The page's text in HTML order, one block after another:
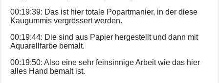
00:19:39: Das ist hier totale Popartmanier, in der diese
Kaugummis vergrössert werden.
00:19:44: Die sind aus Papier hergestellt und dann mit
Aquarellfarbe bemalt.
00:19:50: Also eine sehr feinsinnige Arbeit wie das hier
alles Hand bemalt ist.